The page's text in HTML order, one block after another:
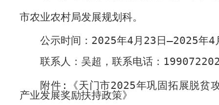
市农业农村局发展规划科。
公示时间： 2025年4月 23 日—2025年4
联系人：吴超，联系电话：
附件 : 《天门市2025年巩固拓展脱贫
产业发展奖励扶持政策》